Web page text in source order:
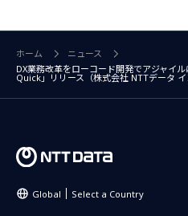
ホーム
ニュース
DX業務改革をローコード開発でアジャイ
Quick」リリース（株式会社 NTTデータ イ
Global Select a Country